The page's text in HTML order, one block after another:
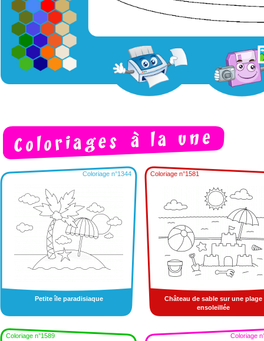
Coloriage n°1344
Petite île paradisiaque
Coloriage n°1581
Château de sable sur une plage
ensoleillée
Coloriage n°1589 Coloriage